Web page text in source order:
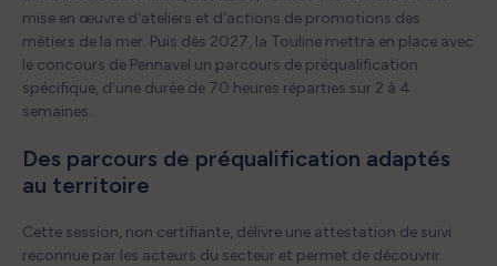
mise en œuvre d’ateliers et d’actions de promotions des
métiers de la mer. Puis dès 2027, la Touline mettra en place avec
le concours de Pennavel un parcours de préqualification
spécifique, d’une durée de 70 heures réparties sur 2 à 4
semaines.
Des parcours de préqualification adaptés
au territoire
Cette session, non certifiante, délivre une attestation de suivi
reconnue par les acteurs du secteur et permet de découvrir